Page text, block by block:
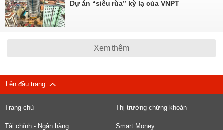
Dự án “siêu rùa” kỳ lạ của VNPT
Xem thêm
Lên đầu trang
Trang chủ Thị trường chứng khoán
Tài chính - Ngân hàng Smart Money